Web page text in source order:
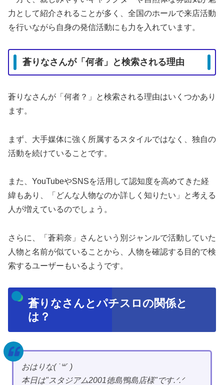
力として紹介されることが多く、全国のホールで来店活動
を行いながら自身の発信活動にも力を入れています。
蒼りなさんが「何者」と検索される理由
蒼りなさんが「何者？」と検索される理由はいくつかあり
ます。
まず、大手媒体に強く所属するスタイルではなく、独自の
活動を続けていることです。
また、YouTubeやSNSを活用して認知度を高めてきた経
緯もあり、「どんな人物なのか詳しく知りたい」と考える
人が増えているのでしょう。
さらに、「蒼莉奈」さんという別ジャンルで活動していた
人物と名前が似ていることから、人物を確認する目的で検
索するユーザーもいるようです。
蒼りなさんとパチスロの関係と
は？
おはりな( ˙꒳​˙ )
本日は"スタジアム2001徳島鴨島店様"です.ᐟ.ᐟ